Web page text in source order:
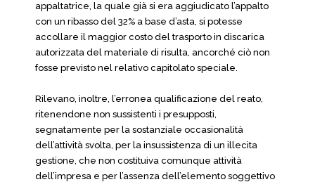
appaltatrice, la quale già si era aggiudicato l’appalto
con un ribasso del 32% a base d’asta, si potesse
accollare il maggior costo del trasporto in discarica
autorizzata del materiale di risulta, ancorché ciò non
fosse previsto nel relativo capitolato speciale.
Rilevano, inoltre, l’erronea qualificazione del reato,
ritenendone non sussistenti i presupposti,
segnatamente per la sostanziale occasionalità
dell’attività svolta, per la insussistenza di un illecita
gestione, che non costituiva comunque attività
dell’impresa e per l’assenza dell’elemento soggettivo